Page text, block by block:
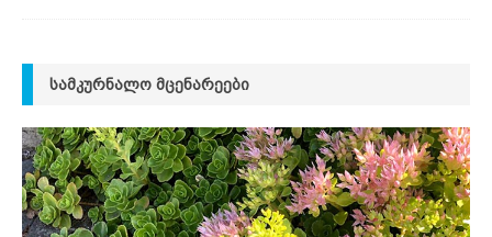
ᲡᲐᲛᲙᲣᲠᲜᲐᲚᲝ ᲛᲪᲔᲜᲐᲠᲔᲔᲑᲘ